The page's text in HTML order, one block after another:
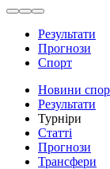
Результати
Прогнози
Спорт
Новини
Результати
Турніри
Статті
Прогнози
Трансфери